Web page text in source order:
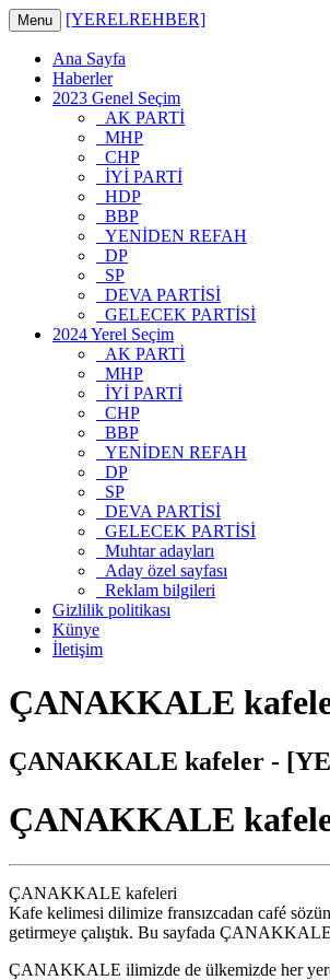
Menu [YERELREHBER]
Ana Sayfa
Haberler
2023 Genel Seçim
AK PARTİ
MHP
CHP
İYİ PARTİ
HDP
BBP
YENİDEN REFAH
DP
SP
DEVA PARTİSİ
GELECEK PARTİSİ
2024 Yerel Seçim
AK PARTİ
MHP
İYİ PARTİ
CHP
BBP
YENİDEN REFAH
DP
SP
DEVA PARTİSİ
GELECEK PARTİSİ
Muhtar adayları
Aday özel sayfası
Reklam bilgileri
Gizlilik politikası
Künye
İletişim
ÇANAKKALE
ÇANAKKALE kafeler -
ÇANAKKALE
ÇANAKKALE kafeleri
Kafe kelimesi dilimize fransızcadan café
getirmeye çalıştık. Bu sayfada
ÇANAKKALE ilimizde de ülkemizde her